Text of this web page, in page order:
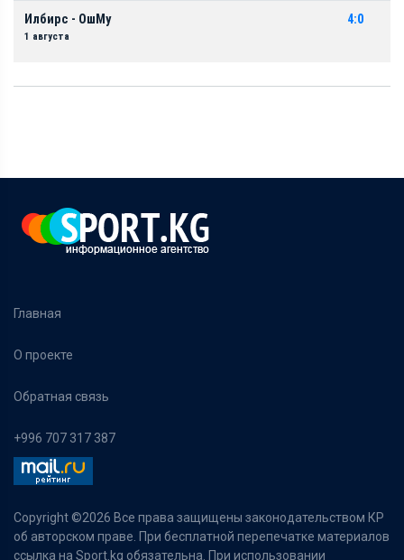
Илбирс - ОшМу
1 августа
4:0
Главная
О проекте
Обратная связь
+996 707 317 387
Copyright ©2026 Все права защищены законодательством КР
об авторском праве. При бесплатной перепечатке материалов
ссылка на Sport.kg обязательна. При использовании